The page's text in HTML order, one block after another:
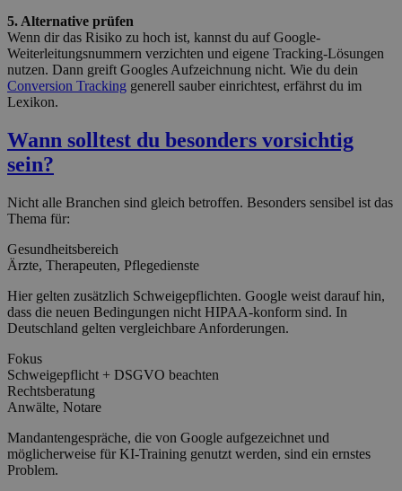
5. Alternative prüfen
Wenn dir das Risiko zu hoch ist, kannst du auf Google-
Weiterleitungsnummern verzichten und eigene Tracking-Lösungen
nutzen. Dann greift Googles Aufzeichnung nicht. Wie du dein
Conversion Tracking generell sauber einrichtest, erfährst du im
Lexikon.
Wann solltest du besonders vorsichtig
sein?
Nicht alle Branchen sind gleich betroffen. Besonders sensibel ist das
Thema für:
Gesundheitsbereich
Ärzte, Therapeuten, Pflegedienste
Hier gelten zusätzlich Schweigepflichten. Google weist darauf hin,
dass die neuen Bedingungen nicht HIPAA-konform sind. In
Deutschland gelten vergleichbare Anforderungen.
Fokus
Schweigepflicht + DSGVO beachten
Rechtsberatung
Anwälte, Notare
Mandantengespräche, die von Google aufgezeichnet und
möglicherweise für KI-Training genutzt werden, sind ein ernstes
Problem.